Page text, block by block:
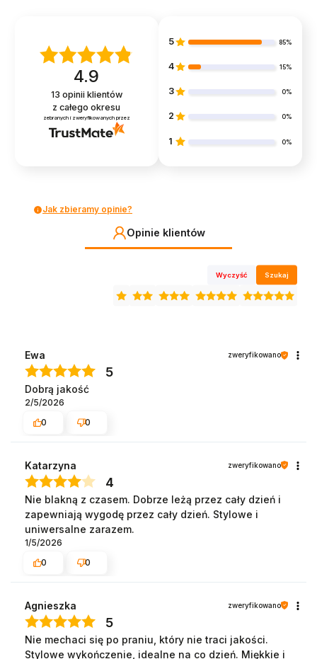
4.9
13 opinii klientów
z całego okresu
zebranych i zweryfikowanych przez
5 85%
4 15%
3 0%
2 0%
1 0%
Jak zbieramy opinie?
Opinie klientów
Wyczyść Szukaj
Ewa zweryfikowano
5
Dobrą jakość
2/5/2026
0
0
Katarzyna zweryfikowano
4
Nie blakną z czasem. Dobrze leżą przez cały dzień i
zapewniają wygodę przez cały dzień. Stylowe i
uniwersalne zarazem.
1/5/2026
0
0
Agnieszka zweryfikowano
5
Nie mechaci się po praniu, który nie traci jakości.
Stylowe wykończenie, idealne na co dzień. Miękkie i